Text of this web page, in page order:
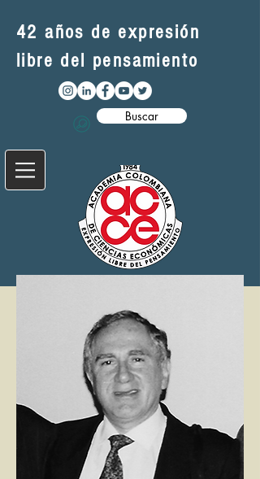
42 años de expresión
libre del pensamiento
Buscar